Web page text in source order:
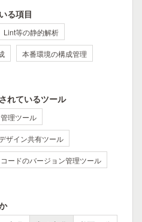
る項目
Lint等の静的解析
本番環境の構成管理
れているツール
理ツール
ザイン共有ツール
コードのバージョン管理ツール